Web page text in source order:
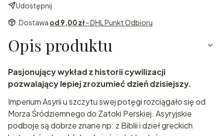
Udostępnij
Dostawa od 9,00 zł- DHL Punkt Odbioru
Opis produktu
Pasjonujący wykład z historii cywilizacji
pozwalający lepiej zrozumieć dzień dzisiejszy.
Imperium Asyrii u szczytu swej potęgi rozciągało się od
Morza Śródziemnego do Zatoki Perskiej. Asyryjskie
podboje są dobrze znane np: z Biblii i dzieł greckich